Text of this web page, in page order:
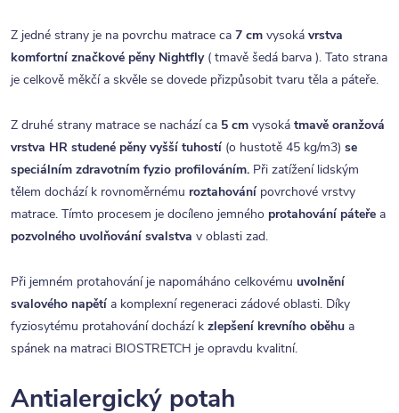
Z jedné strany je na povrchu matrace ca 7 cm vysoká vrstva
komfortní značkové pěny Nightfly( tmavě šedá barva ). Tato strana
je celkově měkčí a skvěle se dovede přizpůsobit tvaru těla a páteře.
Z druhé strany matrace se nachází ca 5 cm vysoká tmavě oranžová
vrstva HR studené pěny vyšší tuhostí (o hustotě 45 kg/m3) se
speciálním zdravotním fyzio profilováním. Při zatížení lidským
tělem dochází k rovnoměrnému roztahování povrchové vrstvy
matrace. Tímto procesem je docíleno jemného protahování páteře a
pozvolného uvolňování svalstva v oblasti zad.
Při jemném protahování je napomáháno celkovému uvolnění
svalového napětí a komplexní regeneraci zádové oblasti. Díky
fyziosytému protahování dochází k zlepšení krevního oběhu a
spánek na matraci BIOSTRETCH je opravdu kvalitní.
Antialergický potah